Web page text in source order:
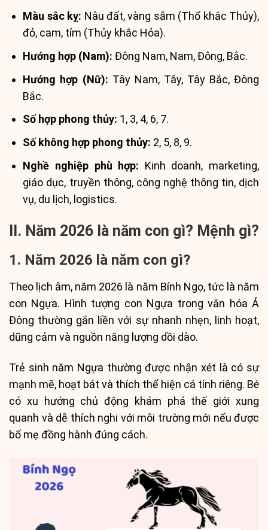
Màu sắc kỵ: Nâu đất, vàng sẫm (Thổ khắc Thủy),
đỏ, cam, tím (Thủy khắc Hỏa).
Hướng hợp (Nam): Đông Nam, Nam, Đông, Bắc.
Hướng hợp (Nữ): Tây Nam, Tây, Tây Bắc, Đông
Bắc.
Số hợp phong thủy: 1, 3, 4, 6, 7.
Số không hợp phong thủy: 2, 5, 8, 9.
Nghề nghiệp phù hợp: Kinh doanh, marketing,
giáo dục, truyền thông, công nghệ thông tin, dịch
vụ, du lịch, logistics.
II. Năm 2026 là năm con gì? Mệnh gì?
1. Năm 2026 là năm con gì?
Theo lịch âm, năm 2026 là năm Bính Ngọ, tức là năm
con Ngựa. Hình tượng con Ngựa trong văn hóa Á
Đông thường gắn liền với sự nhanh nhẹn, linh hoạt,
dũng cảm và nguồn năng lượng dồi dào.
Trẻ sinh năm Ngựa thường được nhận xét là có sự
mạnh mẽ, hoạt bát và thích thể hiện cá tính riêng. Bé
có xu hướng chủ động khám phá thế giới xung
quanh và dễ thích nghi với môi trường mới nếu được
bố mẹ đồng hành đúng cách.